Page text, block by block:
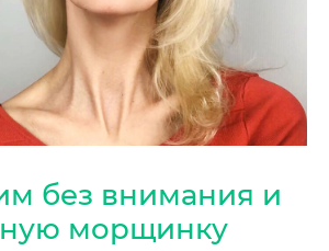
без внимания и
морщинку